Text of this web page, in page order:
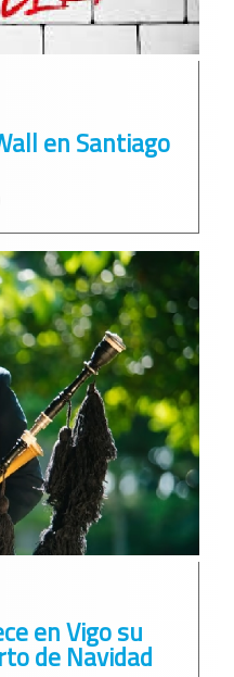
en Santiago
en Vigo su
de Navidad